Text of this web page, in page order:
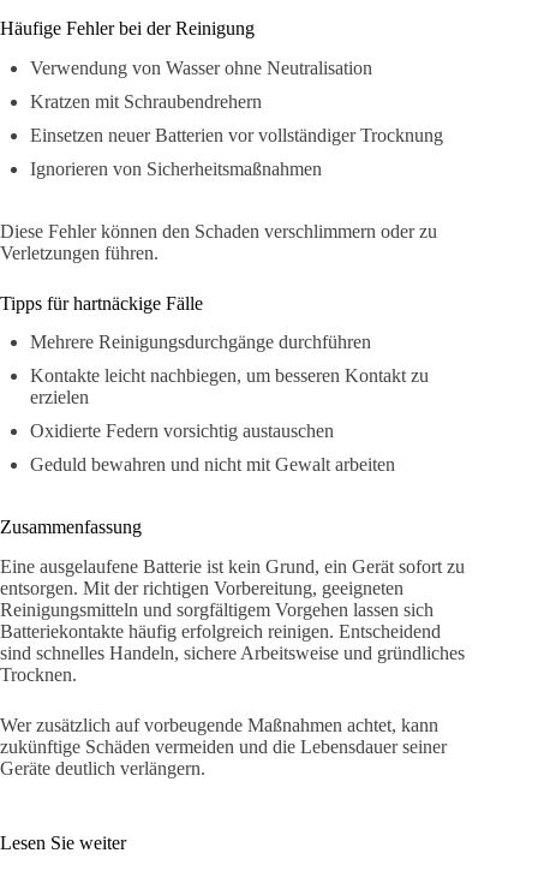
Häufige Fehler bei der Reinigung
Verwendung von Wasser ohne Neutralisation
Kratzen mit Schraubendrehern
Einsetzen neuer Batterien vor vollständiger Trocknung
Ignorieren von Sicherheitsmaßnahmen
Diese Fehler können den Schaden verschlimmern oder zu
Verletzungen führen.
Tipps für hartnäckige Fälle
Mehrere Reinigungsdurchgänge durchführen
Kontakte leicht nachbiegen, um besseren Kontakt zu
erzielen
Oxidierte Federn vorsichtig austauschen
Geduld bewahren und nicht mit Gewalt arbeiten
Zusammenfassung
Eine ausgelaufene Batterie ist kein Grund, ein Gerät sofort zu
entsorgen. Mit der richtigen Vorbereitung, geeigneten
Reinigungsmitteln und sorgfältigem Vorgehen lassen sich
Batteriekontakte häufig erfolgreich reinigen. Entscheidend
sind schnelles Handeln, sichere Arbeitsweise und gründliches
Trocknen.
Wer zusätzlich auf vorbeugende Maßnahmen achtet, kann
zukünftige Schäden vermeiden und die Lebensdauer seiner
Geräte deutlich verlängern.
Lesen Sie weiter